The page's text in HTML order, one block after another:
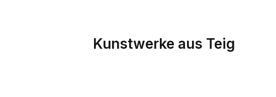
Kunstwerke aus Teig